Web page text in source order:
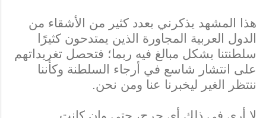
هذا المشهد يذكرني بعدد كثير من الأشقاء من
الدول العربية المجاورة الذين يمتدحون كثيرًا
سلطنتنا بشكل مبالغ فيه ربما؛ فتحصل تغريداتهم
على انتشار شاسع في أرجاء السلطنة وكأننا
ننتظر الغير ليخبرنا عنا ومن نحن.